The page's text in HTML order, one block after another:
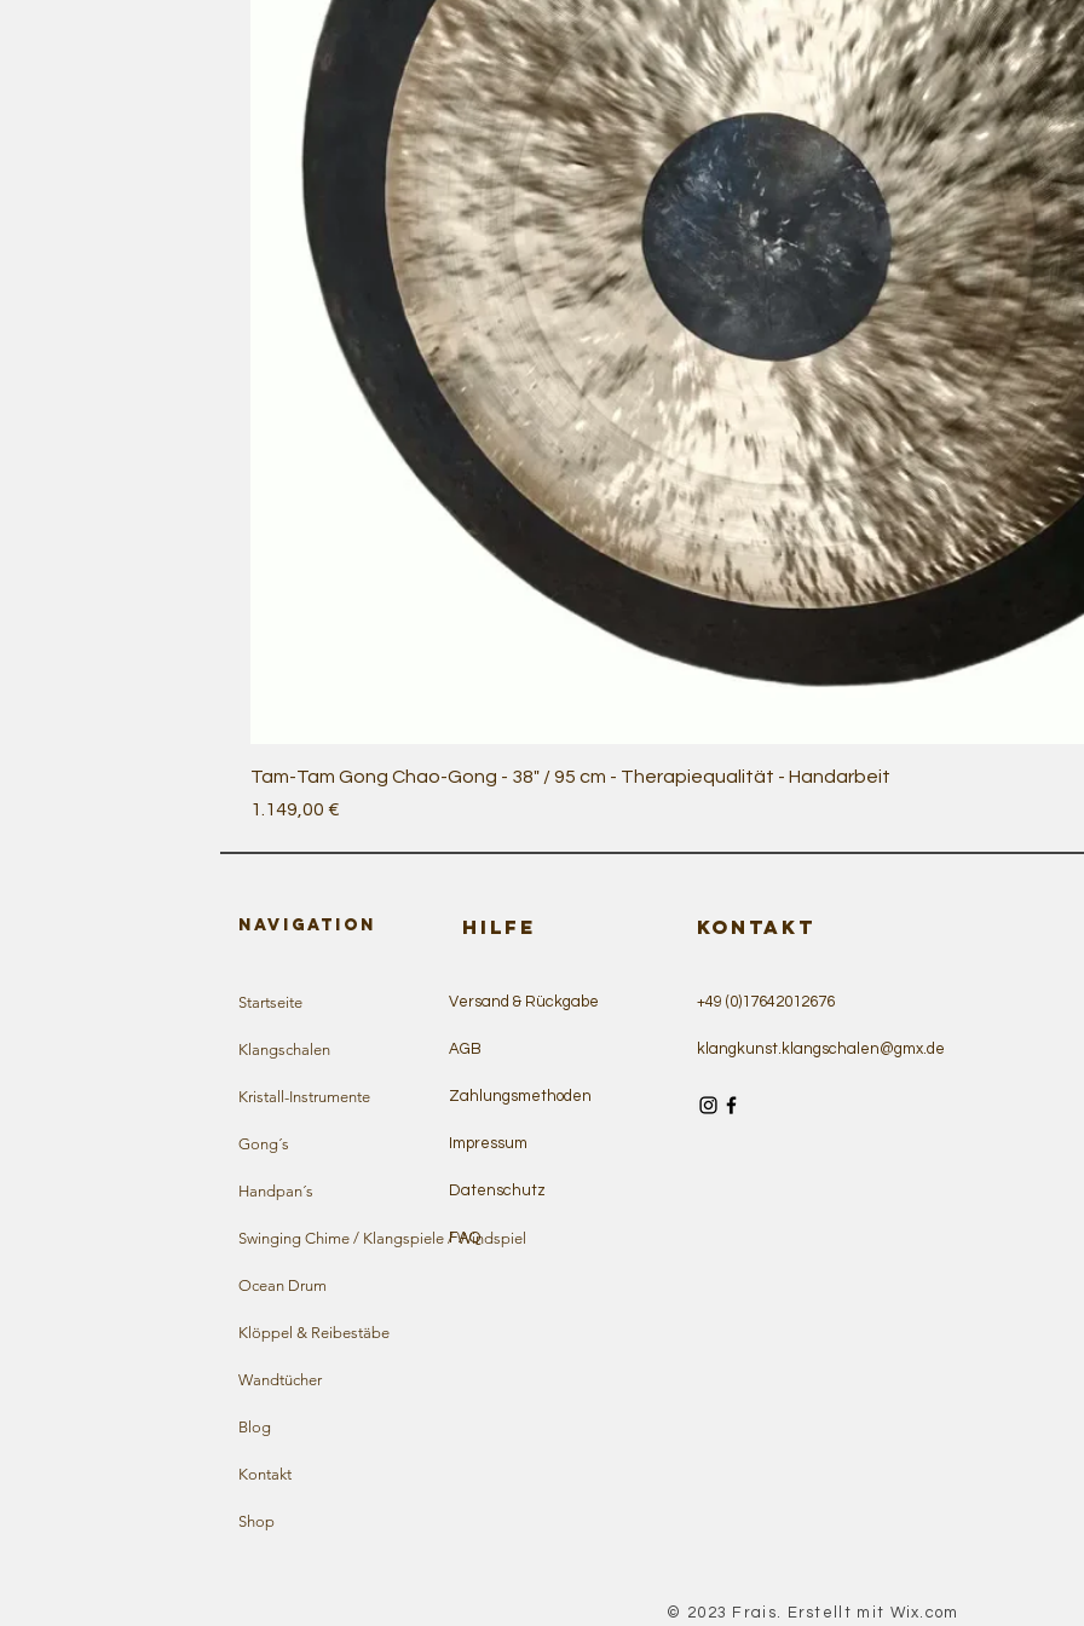
Schnellansicht
Tam-Tam Gong Chao-Gong - 38" / 95 cm - Therapiequalität - Handarbeit
Preis
1.149,00 €
Navigation HILFE
Startseite
Klangschalen
Kristall-Instrumente
Gong´s
Handpan´s
Swinging Chime / Klangspiele / Windspiel
Ocean Drum
Klöppel & Reibestäbe
Wandtücher
Blog
Kontakt
Shop
Versand & Rückgabe
AGB
Zahlungsmethoden
Impressum
Datenschutz
FAQ
KONTAKT
+49 (0)17642012676
klangkunst.klangschalen@gmx.de
© 2023 Frais. Erstellt mit Wix.com